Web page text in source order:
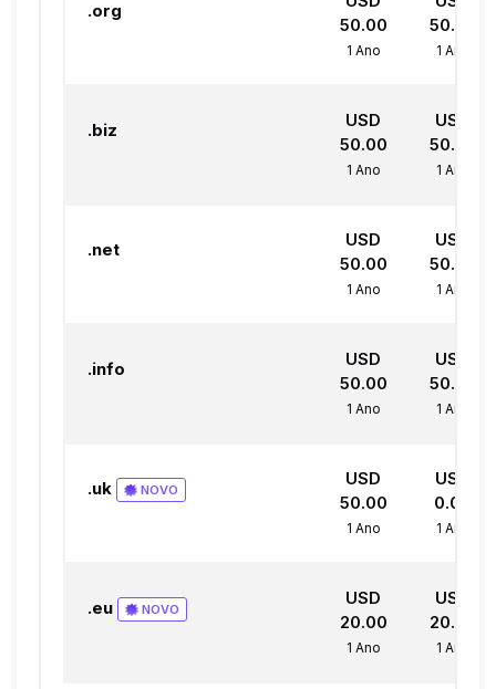
.org
50.00
1 Ano
50.00
1 Ano
.biz
USD
50.00
1 Ano
USD
50.00
1 Ano
.net
USD
50.00
1 Ano
USD
50.00
1 Ano
.info
USD
50.00
1 Ano
USD
50.00
1 Ano
.uk NOVO
USD
50.00
1 Ano
USD
0.00
1 Ano
.eu NOVO
USD
20.00
1 Ano
USD
20.00
1 Ano